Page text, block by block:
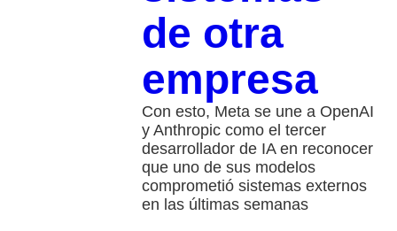
de otra
empresa
Con esto, Meta se une a OpenAI
y Anthropic como el tercer
desarrollador de IA en reconocer
que uno de sus modelos
comprometió sistemas externos
en las últimas semanas